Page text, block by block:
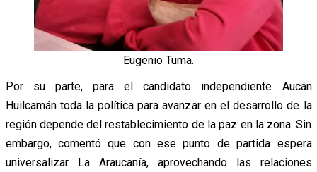
Eugenio Tuma.
Por su parte, para el candidato independiente Aucán
Huilcamán toda la política para avanzar en el desarrollo de la
región depende del restablecimiento de la paz en la zona. Sin
embargo, comentó que con ese punto de partida espera
universalizar La Araucanía, aprovechando las relaciones